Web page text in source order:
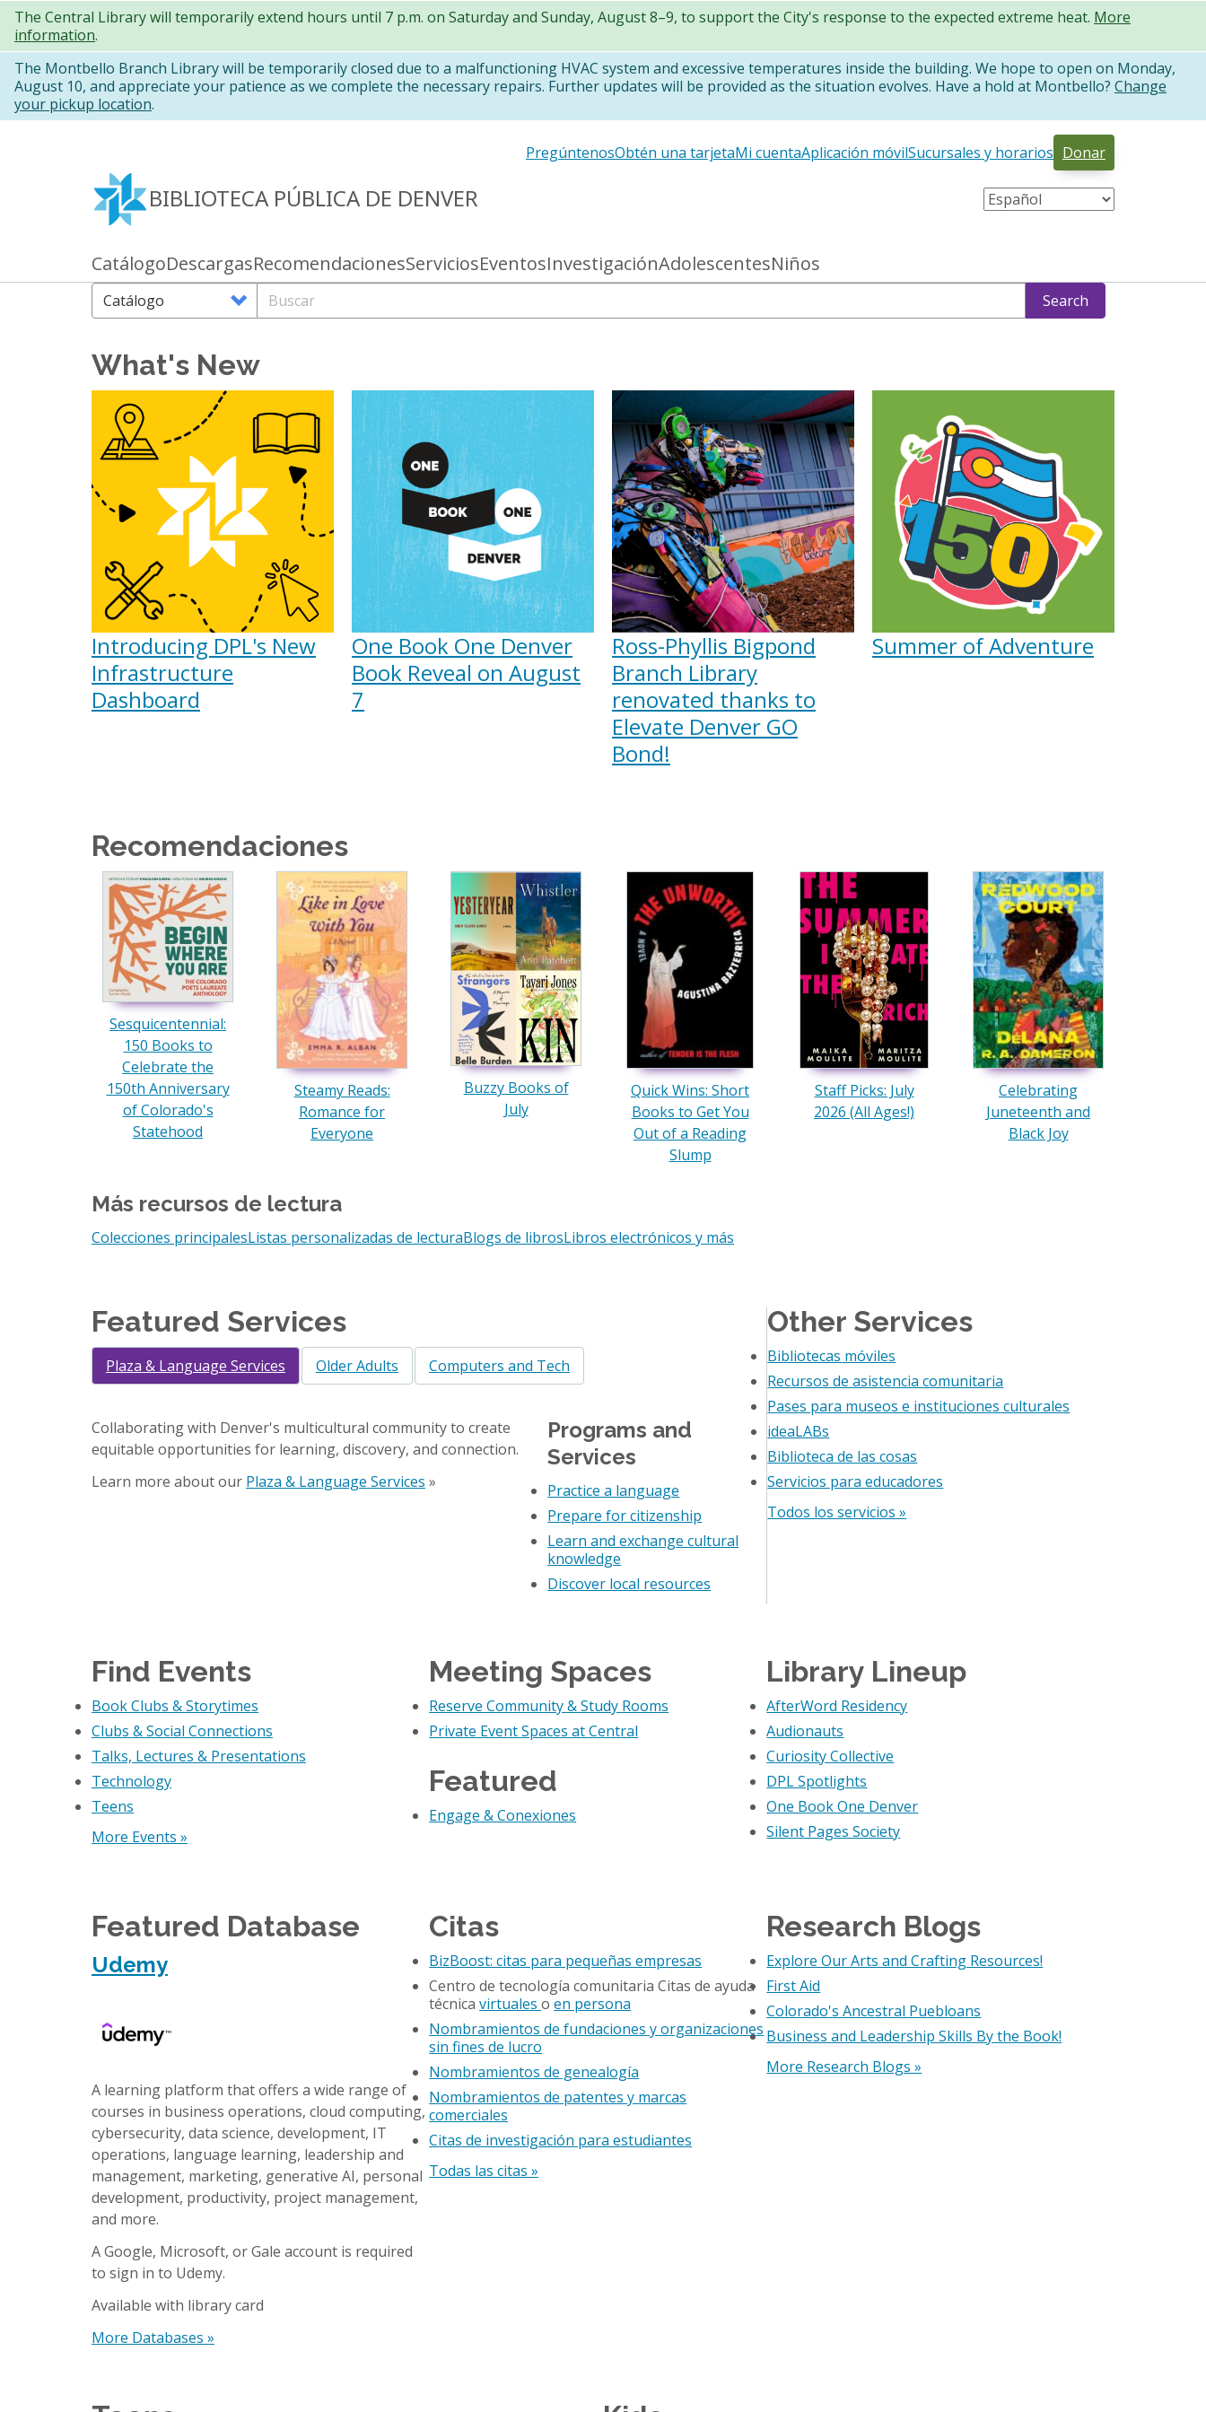
Pasar
contenido
principal
The Central Library will temporarily extend hours until 7 p.m. on Saturday and Sunday, August 8–9, to support the City's response to the expected extreme heat. More
information.
The Montbello Branch Library will be temporarily closed due to a malfunctioning HVAC system and excessive temperatures inside the building. We hope to open on Monday,
August 10, and appreciate your patience as we complete the necessary repairs. Further updates will be provided as the situation evolves. Have a hold at Montbello? Change
your pickup location.
BIBLIOTECA PÚBLICA DE DENVER
Primary
links
CatálogoDescargasRecomendacionesServiciosEventosInvestigaciónAdolescentesNiños
Secondary
PregúntenosObtén una tarjetaMi cuentaAplicación móvilSucursales y horarios Donar
Search
Options
Buscar Search
What's New
Introducing DPL's New
Infrastructure
Dashboard
One Book One Denver
Book Reveal on August
7
Ross-Phyllis Bigpond
Branch Library
renovated thanks to
Elevate Denver GO
Bond!
Summer of Adventure
Recomendaciones
Sesquicentennial:
150 Books to
Celebrate the
150th Anniversary
of Colorado's
Statehood
Steamy Reads:
Romance for
Everyone
Buzzy Books of
July
Quick Wins: Short
Books to Get You
Out of a Reading
Slump
Staff Picks: July
2026 (All Ages!)
Celebrating
Juneteenth and
Black Joy
Más recursos de lectura
Colecciones principalesListas personalizadas de lecturaBlogs de librosLibros electrónicos y más
Featured Services
Plaza & Language Services Older Adults Computers and Tech
Collaborating with Denver's multicultural community to create
equitable opportunities for learning, discovery, and connection.
Learn more about our Plaza & Language Services »
Programs and
Services
Practice a language
Prepare for citizenship
Learn and exchange cultural
knowledge
Discover local resources
Other Services
Bibliotecas móviles
Recursos de asistencia comunitaria
Pases para museos e instituciones culturales
ideaLABs
Biblioteca de las cosas
Servicios para educadores
Todos los servicios »
Find Events
Book Clubs & Storytimes
Clubs & Social Connections
Talks, Lectures & Presentations
Technology
Teens
More Events »
Meeting Spaces
Reserve Community & Study Rooms
Private Event Spaces at Central
Featured
Engage & Conexiones
Library Lineup
AfterWord Residency
Audionauts
Curiosity Collective
DPL Spotlights
One Book One Denver
Silent Pages Society
Featured Database
Udemy
A learning platform that offers a wide range of
courses in business operations, cloud computing,
cybersecurity, data science, development, IT
operations, language learning, leadership and
management, marketing, generative AI, personal
development, productivity, project management,
and more.
A Google, Microsoft, or Gale account is required
to sign in to Udemy.
Available with library card
More Databases »
Citas
BizBoost: citas para pequeñas empresas
Centro de tecnología comunitaria Citas de ayuda
técnicavirtualesoen persona
Nombramientos de fundaciones y organizaciones
sin fines de lucro
Nombramientos de genealogía
Nombramientos de patentes y marcas
comerciales
Citas de investigación para estudiantes
Todas las citas »
Research Blogs
Explore Our Arts and Crafting Resources!
First Aid
Colorado's Ancestral Puebloans
Business and Leadership Skills By the Book!
More Research Blogs »